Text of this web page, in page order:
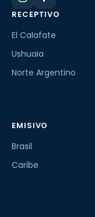
RECEPTIVO
El Calafate
Ushuaia
Norte Argentino
EMISIVO
Brasil
Caribe